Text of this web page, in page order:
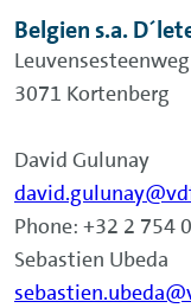
Belgien s.a.
3071 Kortenberg
David Gulunay
Phone: +32 2 754
Sebastien Ubeda